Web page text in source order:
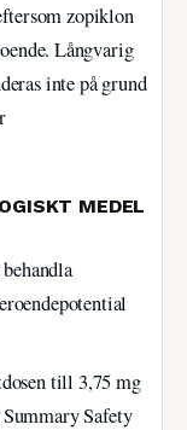
zopiklon
Långvarig
inte på grund
MEDEL
till 3,75 mg
Safety